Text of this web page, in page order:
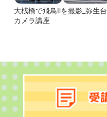
大桟橋で飛鳥Ⅱを撮影_弥生台
カメラ講座